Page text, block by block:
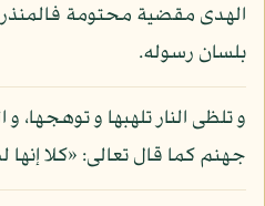
الهدى مقضية محتومة فالمنذر
بلسان رسوله.
و تلظى النار تلهبها و توهجها، و
جهنم كما قال تعالى: «كلا إنها